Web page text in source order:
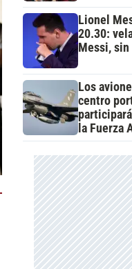
Lionel
20.30:
Messi, sin
Los
centro
la Fuerza